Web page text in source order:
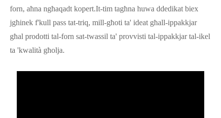
forn, aħna ngħaqadt kopert.It-tim tagħna huwa ddedikat biex
jgħinek f'kull pass tat-triq, mill-għoti ta' ideat għall-ippakkjar
għal prodotti tal-forn sat-twassil ta' provvisti tal-ippakkjar tal-ikel
ta 'kwalità għolja.